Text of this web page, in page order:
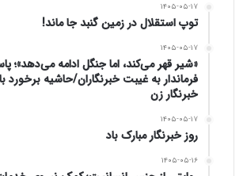
۱۴۰۵-۰۵-۱۷
توپ استقلال در زمین گنبد جا ماند!
۱۴۰۵-۰۵-۱۷
«شیر قهر می‌کند، اما جنگل ادامه می‌دهد»؛
فرماندار به غیبت خبرنگاران/حاشیه برخورد
خبرنگار زن
۱۴۰۵-۰۵-۱۷
روز خبرنگار مبارک باد
۱۴۰۵-۰۵-۱۶